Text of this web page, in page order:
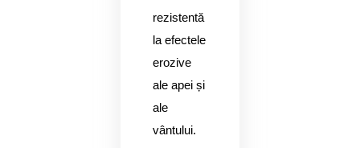
rezistentă
la efectele
erozive
ale apei și
ale
vântului.